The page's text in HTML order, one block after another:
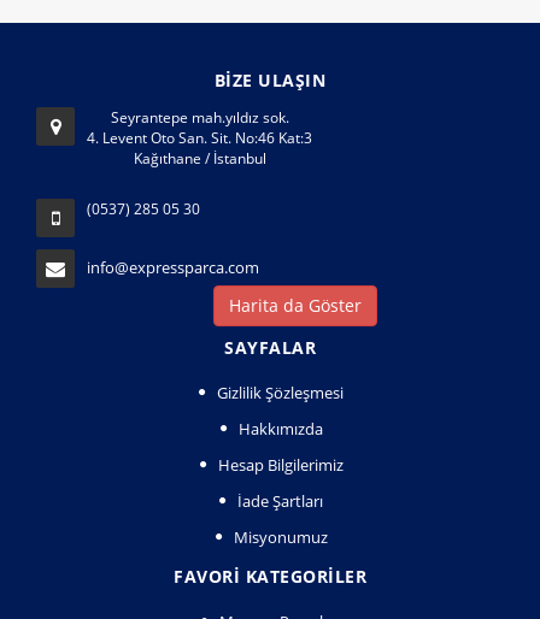
BİZE ULAŞIN
Seyrantepe mah.yıldız sok.
4. Levent Oto San. Sit. No:46 Kat:3
Kağıthane / İstanbul
(0537) 285 05 30
info@expressparca.com
Harita da Göster
SAYFALAR
Gizlilik Şözleşmesi
Hakkımızda
Hesap Bilgilerimiz
İade Şartları
Misyonumuz
FAVORI KATEGORILER